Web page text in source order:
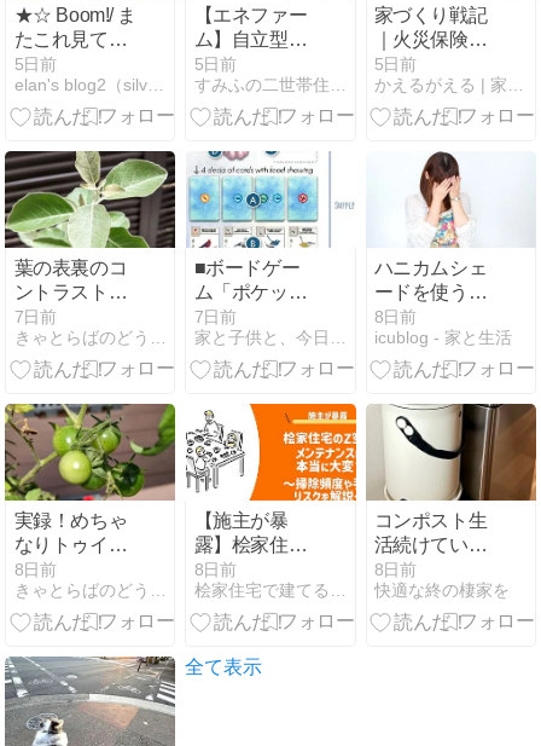
★☆ Boom!/ ま
たこれ見て泣
くねん。
5日前
elan's blog2（silva's diary）
【エネファー
ム】自立型発
電タイプに買
い換えて1
年！光熱費の
86,225円お得
に】
5日前
すみふの二世帯住宅 建てて暮らして思うこと
家づくり戦記
｜火災保険を
比較してみ
た － 12万円
安くなっ
先に待ってい
た落とし穴
5日前
かえるがえる | 家づくり戦線異状あり
葉の表裏のコ
ントラストが
魅力！シマグ
ミ育成記
7日前
きゃとらばのどうしようもないブログ 〜男子の育児〜
■ボードゲー
ム「ポケッ
ト・ウイング
スパン／
Wingspan
うべきか？～
１行の鳥の群
れで毎ターン
効果発動！
7日前
家と子供と、今日のおじさん（仮）
ハニカムシェ
ードを使う前
に知っておい
て欲しい『ひ
も』による事
8日前
icublog - 家と生活
実録！めちゃ
なりトゥイン
クル⑥ そろそ
ろ限界
8日前
きゃとらばのどうしようもないブログ 〜男子の育児〜
【施主が暴
露】桧家住宅
のZ空調のメ
ンテナンスは
本当に大変？
順やリスクを
8日前
桧家住宅で建てる夢のガレージハウス
コンポスト生
活続けていま
す
8日前
快適な終の棲家を
全て表示